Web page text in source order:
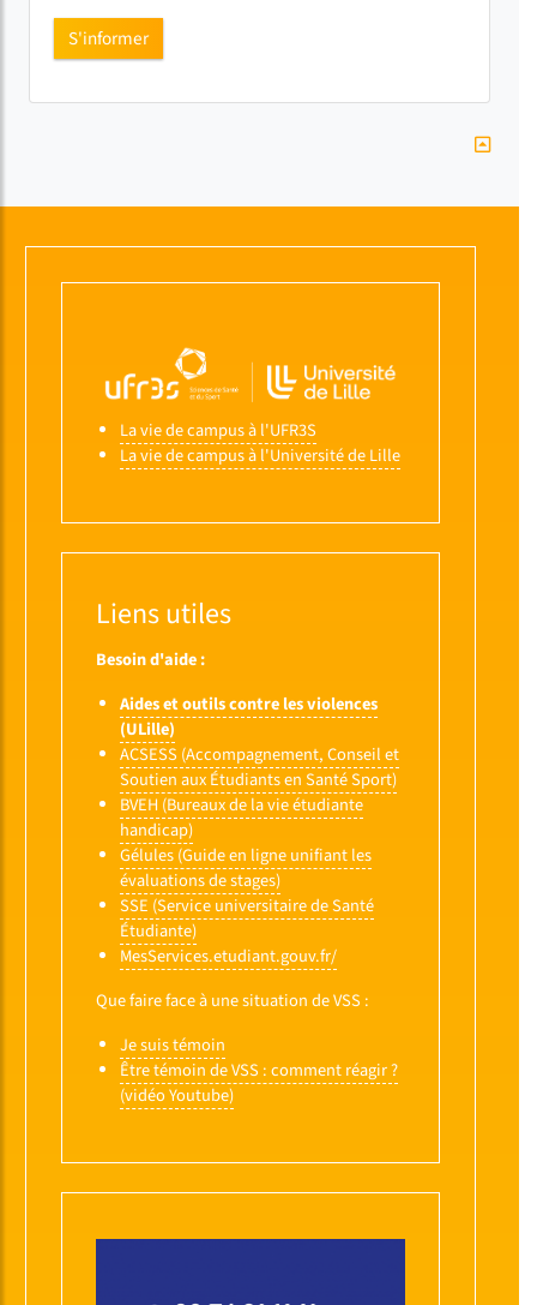
S'informer
La vie de campus à l'UFR3S
La vie de campus à l'Université de Lille
Liens utiles
Besoin d'aide :
Aides et outils contre les violences
(ULille)
ACSESS (Accompagnement, Conseil et
Soutien aux Étudiants en Santé Sport)
BVEH (Bureaux de la vie étudiante
handicap)
Gélules (Guide en ligne unifiant les
évaluations de stages)
SSE (Service universitaire de Santé
Étudiante)
MesServices.etudiant.gouv.fr/
Que faire face à une situation de VSS :
Je suis témoin
Être témoin de VSS : comment réagir ?
(vidéo Youtube)